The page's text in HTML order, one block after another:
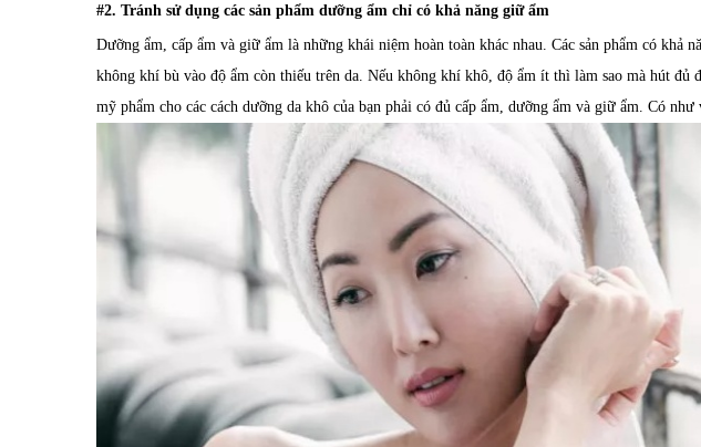
#2. Tránh sử dụng các sản phẩm dưỡng ẩm chỉ có khả năng giữ ẩm
Dưỡng ẩm, cấp ẩm và giữ ẩm là những khái niệm hoàn toàn khác nhau. Các sản phẩm có khả
không khí bù vào độ ẩm còn thiếu trên da. Nếu không khí khô, độ ẩm ít thì làm sao mà hút đủ
mỹ phẩm cho các cách dưỡng da khô của bạn phải có đủ cấp ẩm, dưỡng ẩm và giữ ẩm. Có như